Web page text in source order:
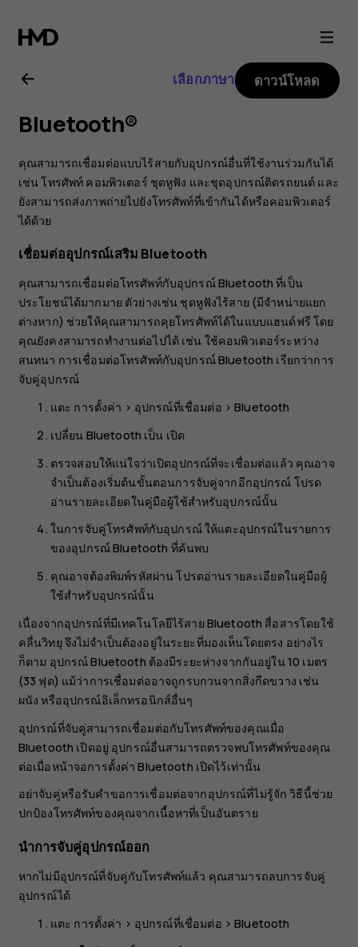
คู่มือ
ผู้
ใช้
Nokia
2.1
เลือกภาษา ดาวน์โหลด
Bluetooth®
คุณสามารถเชื่อมต่อแบบไร้สายกับอุปกรณ์อื่นที่ใช้งานร่วมกันได้
เช่น โทรศัพท์ คอมพิวเตอร์ ชุดหูฟัง และชุดอุปกรณ์ติดรถยนต์ และ
ยังสามารถส่งภาพถ่ายไปยังโทรศัพท์ที่เข้ากันได้หรือคอมพิวเตอร์
ได้ด้วย
เชื่อมต่ออุปกรณ์เสริม Bluetooth
คุณสามารถเชื่อมต่อโทรศัพท์กับอุปกรณ์ Bluetooth ที่เป็น
ประโยชน์ได้มากมาย ตัวย่างเช่น ชุดหูฟังไร้สาย (มีจำหน่ายแยก
ต่างหาก) ช่วยให้คุณสามารถคุยโทรศัพท์ได้ในแบบแฮนด์ฟรี โดย
คุณยังคงสามารถทำงานต่อไปได้ เช่น ใช้คอมพิวเตอร์ระหว่าง
สนทนา การเชื่อมต่อโทรศัพท์กับอุปกรณ์ Bluetooth เรียกว่าการ
จับคู่อุปกรณ์
แตะ การตั้งค่า > อุปกรณ์ที่เชื่อมต่อ >Bluetooth
เปลี่ยน Bluetooth เป็น เปิด
ตรวจสอบให้แน่ใจว่าเปิดอุปกรณ์ที่จะเชื่อมต่อแล้ว คุณอาจ
จำเป็นต้องเริ่มต้นขั้นตอนการจับคู่จากอีกอุปกรณ์ โปรด
อ่านรายละเอียดในคู่มือผู้ใช้สำหรับอุปกรณ์นั้น
ในการจับคู่โทรศัพท์กับอุปกรณ์ ให้แตะอุปกรณ์ในรายการ
ของอุปกรณ์ Bluetooth ที่ค้นพบ
คุณอาจต้องพิมพ์รหัสผ่าน โปรดอ่านรายละเอียดในคู่มือผู้
ใช้สำหรับอุปกรณ์นั้น
เนื่องจากอุปกรณ์ที่มีเทคโนโลยีไร้สาย Bluetooth สื่อสารโดยใช้
คลื่นวิทยุ จึงไม่จำเป็นต้องอยู่ในระยะที่มองเห็นโดยตรง อย่างไร
ก็ตาม อุปกรณ์ Bluetooth ต้องมีระยะห่างจากกันอยู่ใน 10 เมตร
(33 ฟุต) แม้ว่าการเชื่อมต่ออาจถูกรบกวนจากสิ่งกีดขวาง เช่น
ผนัง หรืออุปกรณ์อิเล็กทรอนิกส์อื่นๆ
อุปกรณ์ที่จับคู่สามารถเชื่อมต่อกับโทรศัพท์ของคุณเมื่อ
Bluetooth เปิดอยู่ อุปกรณ์อื่นสามารถตรวจพบโทรศัพท์ของคุณ
ต่อเมื่อหน้าจอการตั้งค่า Bluetooth เปิดไว้เท่านั้น
อย่าจับคู่หรือรับคำขอการเชื่อมต่อจากอุปกรณ์ที่ไม่รู้จัก วิธีนี้ช่วย
ปกป้องโทรศัพท์ของคุณจากเนื้อหาที่เป็นอันตราย
นำการจับคู่อุปกรณ์ออก
หากไม่มีอุปกรณ์ที่จับคู่กับโทรศัพท์แล้ว คุณสามารถลบการจับคู่
อุปกรณ์ได้
แตะ การตั้งค่า > อุปกรณ์ที่เชื่อมต่อ >Bluetooth